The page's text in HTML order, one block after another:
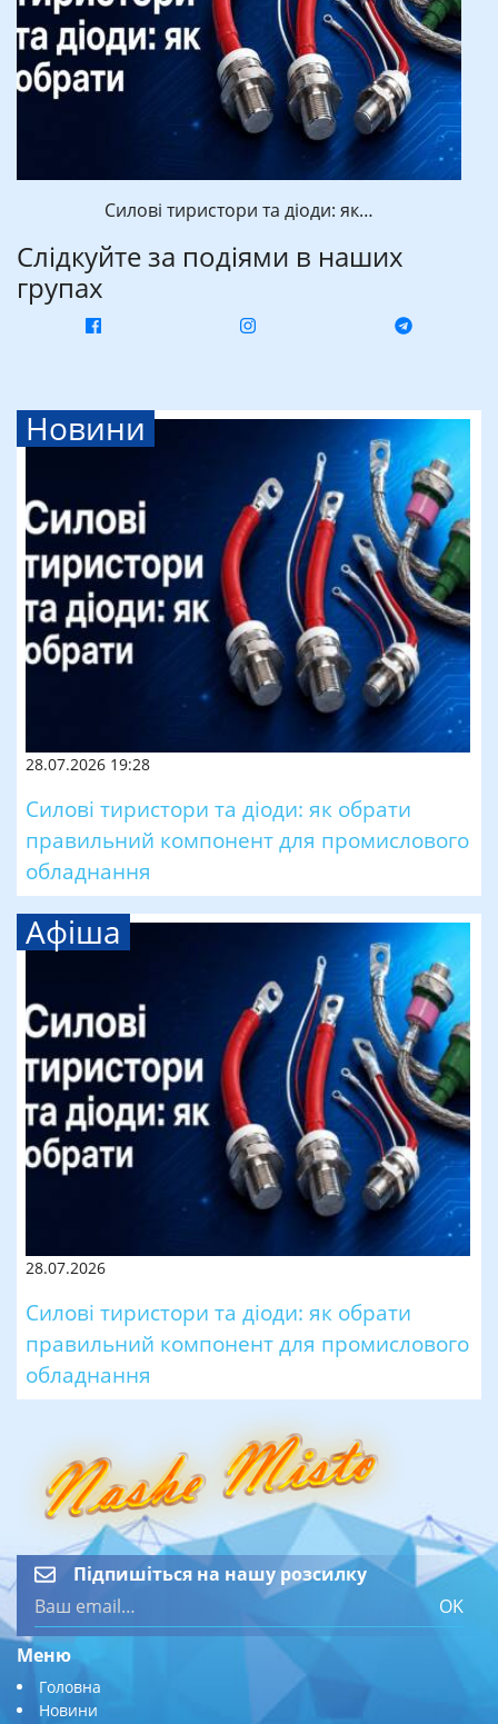
Силові тиристори та діоди: як…
Слідкуйте за подіями в наших
групах
Новини
28.07.2026 19:28
Силові тиристори та діоди: як обрати
правильний компонент для промислового
обладнання
Афіша
28.07.2026
Силові тиристори та діоди: як обрати
правильний компонент для промислового
обладнання
Підпишіться на нашу розсилку
OK
Меню
Головна
Новини